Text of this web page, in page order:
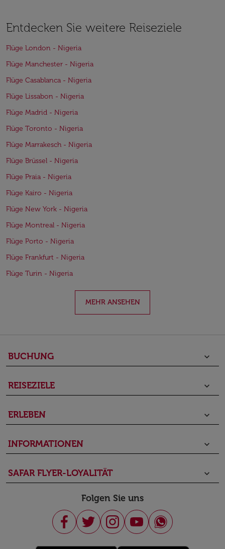
Entdecken Sie weitere Reiseziele
Flüge London - Nigeria
Flüge Manchester - Nigeria
Flüge Casablanca - Nigeria
Flüge Lissabon - Nigeria
Flüge Madrid - Nigeria
Flüge Toronto - Nigeria
Flüge Marrakesch - Nigeria
Flüge Brüssel - Nigeria
Flüge Praia - Nigeria
Flüge Kairo - Nigeria
Flüge New York - Nigeria
Flüge Montreal - Nigeria
Flüge Porto - Nigeria
Flüge Frankfurt - Nigeria
Flüge Turin - Nigeria
MEHR ANSEHEN
BUCHUNG keyboard_arrow_down
REISEZIELE keyboard_arrow_down
ERLEBEN keyboard_arrow_down
INFORMATIONEN keyboard_arrow_down
SAFAR FLYER-LOYALITÄT keyboard_arrow_down
Folgen Sie uns